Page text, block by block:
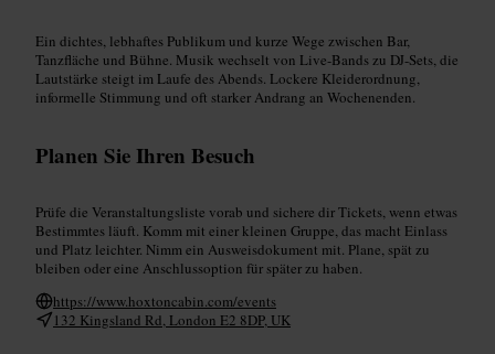
Ein dichtes, lebhaftes Publikum und kurze Wege zwischen Bar,
Tanzfläche und Bühne. Musik wechselt von Live-Bands zu DJ-Sets, die
Lautstärke steigt im Laufe des Abends. Lockere Kleiderordnung,
informelle Stimmung und oft starker Andrang an Wochenenden.
Planen Sie Ihren Besuch
Prüfe die Veranstaltungsliste vorab und sichere dir Tickets, wenn etwas
Bestimmtes läuft. Komm mit einer kleinen Gruppe, das macht Einlass
und Platz leichter. Nimm ein Ausweisdokument mit. Plane, spät zu
bleiben oder eine Anschlussoption für später zu haben.
https://www.hoxtoncabin.com/events
132 Kingsland Rd, London E2 8DP, UK